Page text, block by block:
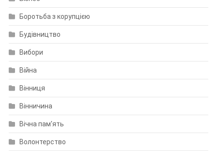
Боротьба з корупцією
Будівництво
Вибори
Війна
Вінниця
Вінничина
Вічна пам'ять
Волонтерство